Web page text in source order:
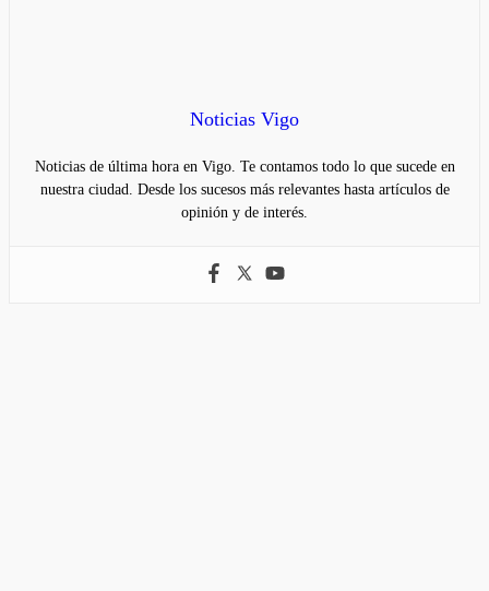
Noticias Vigo
Noticias de última hora en Vigo. Te contamos todo lo que sucede en
nuestra ciudad. Desde los sucesos más relevantes hasta artículos de
opinión y de interés.